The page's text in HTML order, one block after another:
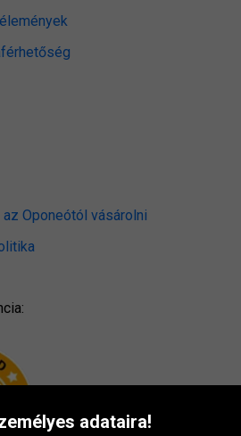
Oponeótól vásárolni
adataira!